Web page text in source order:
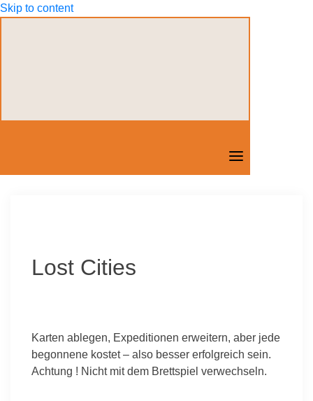
Skip to content
Lost Cities
Karten ablegen, Expeditionen erweitern, aber jede
begonnene kostet – also besser erfolgreich sein.
Achtung ! Nicht mit dem Brettspiel verwechseln.